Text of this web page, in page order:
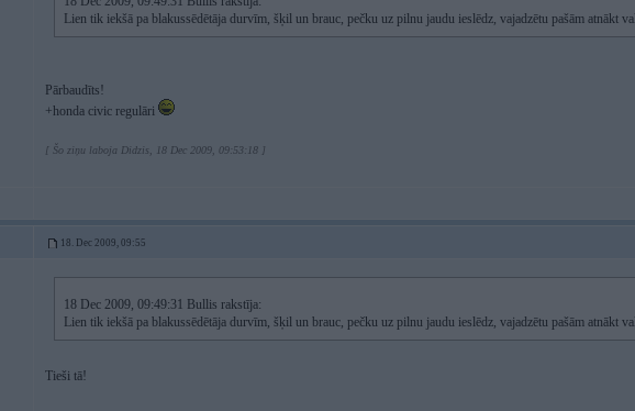
Lien tik iekšā pa blakussēdētāja durvīm, šķil un brauc, pečku uz pilnu jaudu ieslēdz, vajadzētu pašām atnākt
Pārbaudīts!
+honda civic regulāri
[ Šo ziņu laboja Didzis, 18 Dec 2009, 09:53:18 ]
18. Dec 2009, 09:55
18 Dec 2009, 09:49:31 Bullis rakstīja:
Lien tik iekšā pa blakussēdētāja durvīm, šķil un brauc, pečku uz pilnu jaudu ieslēdz, vajadzētu pašām atnākt
Tieši tā!